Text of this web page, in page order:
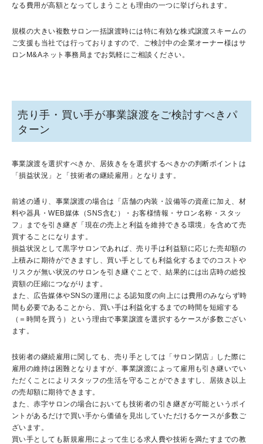
なる費用が高額となってしまうことも理由の一つに挙げられます。
規模の大きい複数サロン一括譲渡時には特に有効な株式譲渡スキームの
ご支援も当社では行っておりますので、ご検討中の企業オーナー様はサ
ロンM&Aネット事務局までお気軽にご相談ください。
売り手・買い手が事業譲渡をご検討すべきパ
ターン
事業譲渡を選択すべきか、居抜きをを選択するべきかの判断ポイントは
「損益状況」と「技術者の継続雇用」となります。
前述の通り、事業譲渡の場合は「店舗の内装・設備等の資産に加え、材
料や器具・WEB媒体（SNS含む）・お客様情報・サロン名称・スタッ
フ」までを引き継ぎ「現在の売上と利益を維持できる環境」を含めて売
買することになります。
損益状況として黒字サロンであれば、売り手は利益額に応じた売却額の
上積みに期待ができますし、買い手としても利益化するまでのコストや
リスクが無い状況のサロンを引き継ぐことで、結果的には出店時の総投
資額の圧縮につながります。
また、広告媒体やSNSの運用による認知度の向上には費用のみならず時
間も必要であることから、買い手は利益化するまでの時間を短縮する
（＝時間を買う）という理由で事業譲渡を選択するケースが多数ござい
ます。
技術者の継続雇用に関しても、売り手としては「サロン閉店」した際に
雇用の維持は困難となりますが、事業譲渡によって雇用も引き継いでい
ただくことによりスタッフの生活を守ることができますし、居抜き以上
の売却額に期待できます。
また、赤字サロンの場合においても技術者の引き継ぎが可能というポイ
ントがあるだけで買い手から価値を見出していただけるケースが多数ご
ざいます。
買い手としても新規雇用によって生じる求人費や技術を満たすまでの教